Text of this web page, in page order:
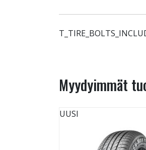
Myydyimmät
UUSI